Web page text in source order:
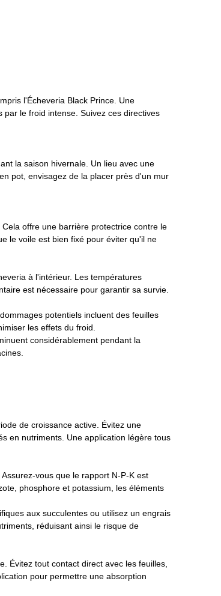
l'Écheveria Black Prince. Une
le froid intense. Suivez ces directives
la saison hivernale. Un lieu avec une
pot, envisagez de la placer près d'un mur
offre une barrière protectrice contre le
le voile est bien fixé pour éviter qu'il ne
à l'intérieur. Les températures
est nécessaire pour garantir sa survie.
potentiels incluent des feuilles
les effets du froid.
considérablement pendant la
de croissance active. Évitez une
en nutriments. Une application légère tous
vous que le rapport N-P-K est
phosphore et potassium, les éléments
aux succulentes ou utilisez un engrais
réduisant ainsi le risque de
Évitez tout contact direct avec les feuilles,
pour permettre une absorption